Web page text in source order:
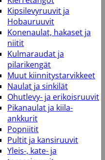
Kipsilevyruuvit ja
Hobauruuvit
Konenaulat, hakaset ja
niitit
Kulmaraudat ja
pilarikengät
Muut kiinnitystarvikkeet
Naulat ja sinkilät
Ohutlevy- ja erikoisruuvit
Pikanaulat ja kiila-
ankkurit
Popniitit
Pultit ja kansiruuvit
Yleis-, kate- ja